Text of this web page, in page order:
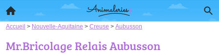
Accueil > Nouvelle-Aquitaine > Creuse > Aubusson
Mr.Bricolage Relais Aubusson